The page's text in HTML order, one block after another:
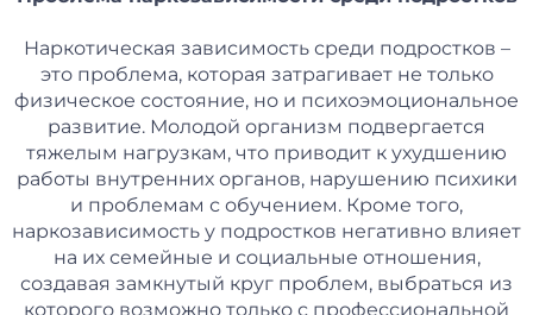
Наркотическая зависимость среди подростков –
это проблема, которая затрагивает не только
физическое состояние, но и психоэмоциональное
развитие. Молодой организм подвергается
тяжелым нагрузкам, что приводит к ухудшению
работы внутренних органов, нарушению психики
и проблемам с обучением. Кроме того,
наркозависимость у подростков негативно влияет
на их семейные и социальные отношения,
создавая замкнутый круг проблем, выбраться из
которого возможно только с профессиональной